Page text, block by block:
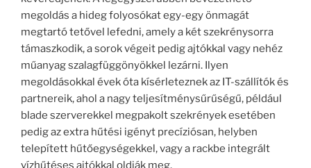
megoldás a hideg folyosókat egy-egy önmagát
megtartó tetővel lefedni, amely a két szekrénysorra
támaszkodik, a sorok végeit pedig ajtókkal vagy nehéz
műanyag szalagfüggönyökkel lezárni. Ilyen
megoldásokkal évek óta kísérleteznek az IT-szállítók és
partnereik, ahol a nagy teljesítménysűrűségű, például
blade szerverekkel megpakolt szekrények esetében
pedig az extra hűtési igényt precíziósan, helyben
telepített hűtőegységekkel, vagy a rackbe integrált
vízhűtéses ajtókkal oldják meg.